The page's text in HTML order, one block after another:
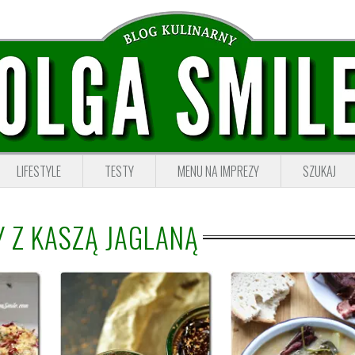
LIFESTYLE TESTY MENU NA IMPREZY SZUKAJ
Z KASZĄ JAGLANĄ